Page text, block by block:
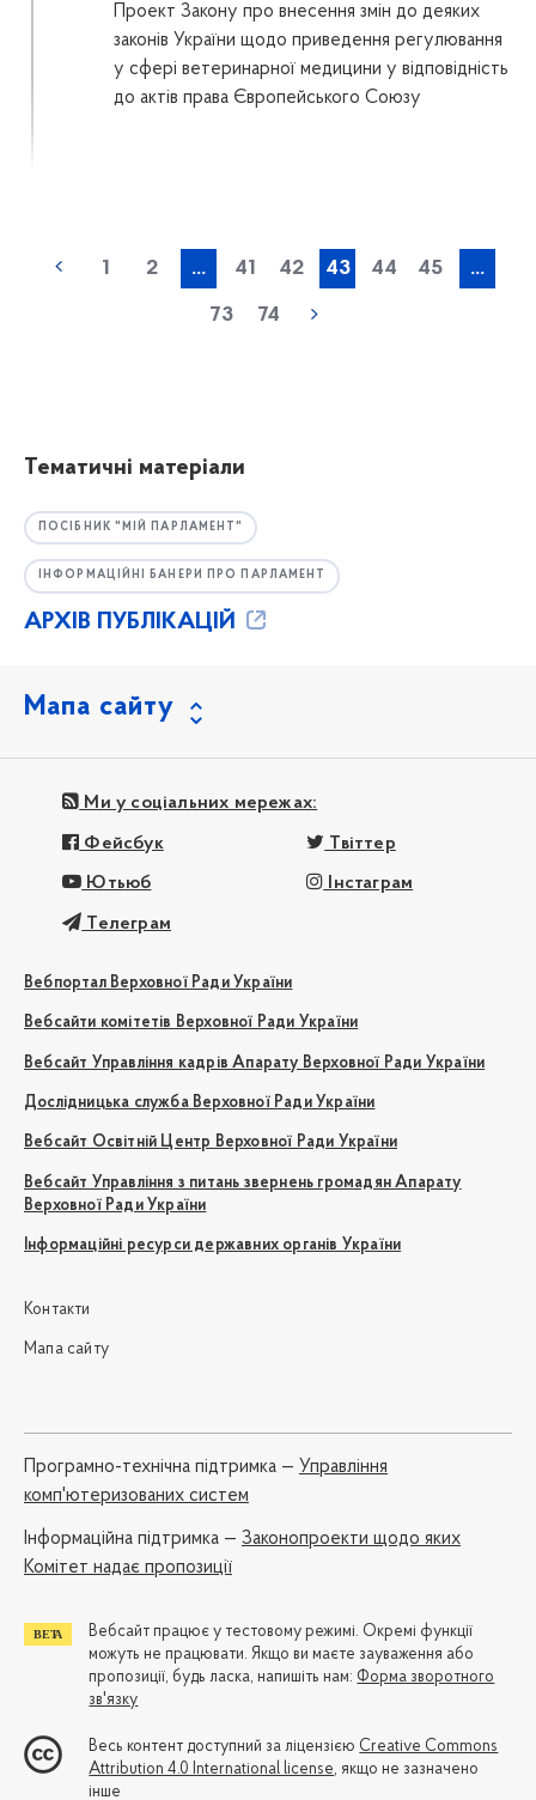
Проект Закону про внесення змін до деяких
законів України щодо приведення регулювання
у сфері ветеринарної медицини у відповідність
до актів права Європейського Союзу
1 2 ... 41 42 43 44 45 ...
73 74
Тематичні матеріали
ПОСІБНИК "МІЙ ПАРЛАМЕНТ"
ІНФОРМАЦІЙНІ БАНЕРИ ПРО ПАРЛАМЕНТ
АРХІВ ПУБЛІКАЦІЙ
Мапа сайту
Ми у соціальних мережах:
Фейсбук Твіттер
Ютьюб Інстаграм
Телеграм
Вебпортал Верховної Ради України
Вебсайти комітетів Верховної Ради України
Вебсайт Управління кадрів Апарату Верховної Ради України
Дослідницька служба Верховної Ради України
Вебсайт Освітній Центр Верховної Ради України
Вебсайт Управління з питань звернень громадян Апарату
Верховної Ради України
Інформаційні ресурси державних органів України
Контакти
Мапа сайту
Програмно-технічна підтримка — Управління
комп'ютеризованих систем
Iнформаційна підтримка — Законопроекти щодо яких
Комітет надає пропозиції
Вебсайт працює у тестовому режимі. Окремі функції
можуть не працювати. Якщо ви маєте зауваження або
пропозиції, будь ласка, напишіть нам: Форма зворотного
зв'язку
Весь контент доступний за ліцензією Creative Commons
Attribution 4.0 International license, якщо не зазначено
інше